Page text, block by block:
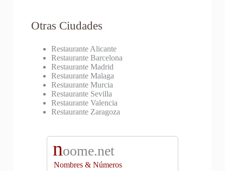
Otras Ciudades
Restaurante Alicante
Restaurante Barcelona
Restaurante Madrid
Restaurante Malaga
Restaurante Murcia
Restaurante Sevilla
Restaurante Valencia
Restaurante Zaragoza
noome.net
Nombres & Números